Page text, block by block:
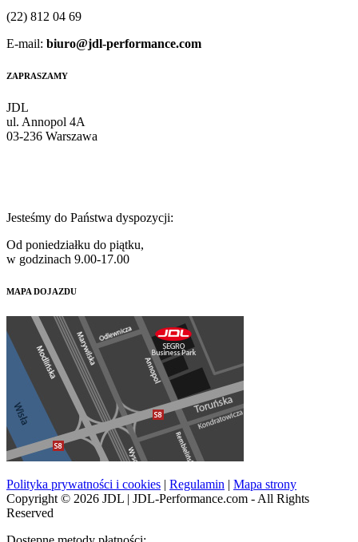
(22) 812 04 69
E-mail: biuro@jdl-performance.com
ZAPRASZAMY
JDL
ul. Annopol 4A
03-236 Warszawa
Jesteśmy do Państwa dyspozycji:
Od poniedziałku do piątku,
w godzinach 9.00-17.00
MAPA DOJAZDU
Polityka prywatności i cookies | Regulamin | Mapa strony
Copyright © 2026 JDL | JDL-Performance.com - All Rights
Reserved